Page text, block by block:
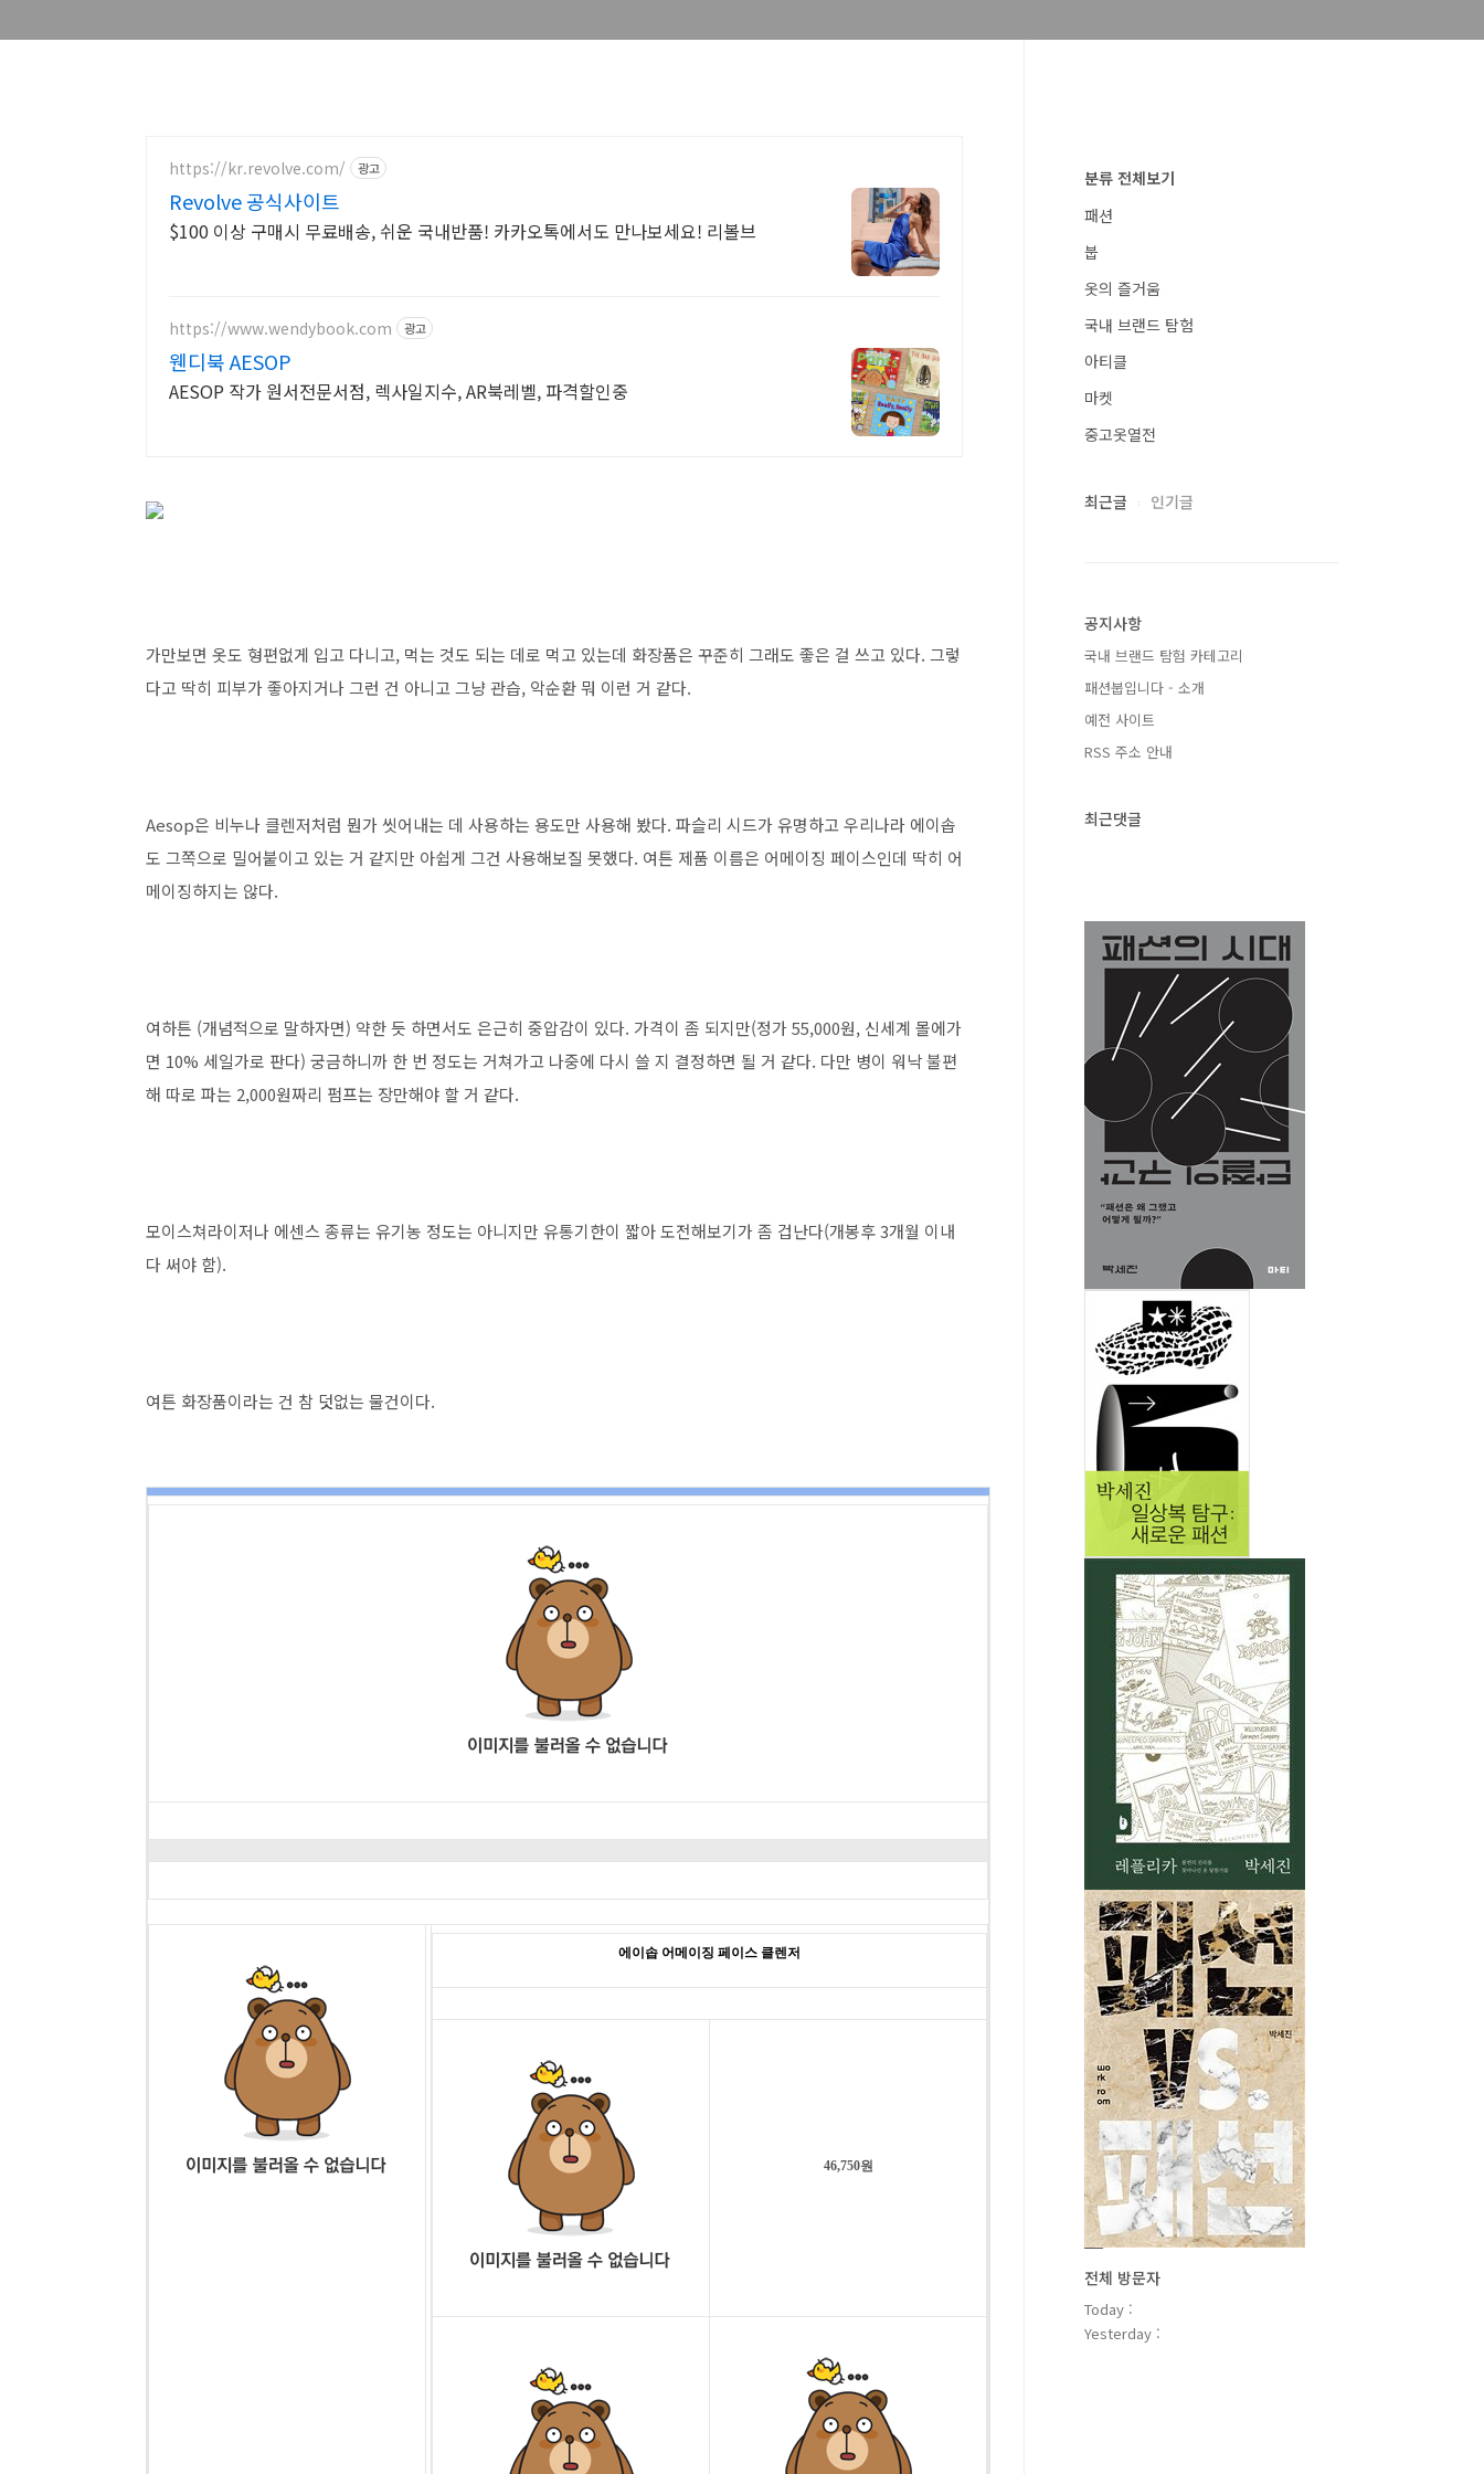
https://kr.revolve.com/ 광고
Revolve 공식사이트
$100 이상 구매시 무료배송, 쉬운 국내반품! 카카오톡에서도 만나보세요! 리볼브
https://www.wendybook.com 광고
웬디북 AESOP
AESOP 작가 원서전문서점, 렉사일지수, AR북레벨, 파격할인중
가만보면 옷도 형편없게 입고 다니고, 먹는 것도 되는 데로 먹고 있는데 화장품은 꾸준히 그래도 좋은 걸 쓰고 있다. 그렇
다고 딱히 피부가 좋아지거나 그런 건 아니고 그냥 관습, 악순환 뭐 이런 거 같다.
Aesop은 비누나 클렌저처럼 뭔가 씻어내는 데 사용하는 용도만 사용해 봤다. 파슬리 시드가 유명하고 우리나라 에이솝
도 그쪽으로 밀어붙이고 있는 거 같지만 아쉽게 그건 사용해보질 못했다. 여튼 제품 이름은 어메이징 페이스인데 딱히 어
메이징하지는 않다.
여하튼 (개념적으로 말하자면) 약한 듯 하면서도 은근히 중압감이 있다. 가격이 좀 되지만(정가 55,000원, 신세계 몰에가
면 10% 세일가로 판다) 궁금하니까 한 번 정도는 거쳐가고 나중에 다시 쓸 지 결정하면 될 거 같다. 다만 병이 워낙 불편
해 따로 파는 2,000원짜리 펌프는 장만해야 할 거 같다.
모이스쳐라이저나 에센스 종류는 유기농 정도는 아니지만 유통기한이 짧아 도전해보기가 좀 겁난다(개봉후 3개월 이내
다 써야 함).
여튼 화장품이라는 건 참 덧없는 물건이다.
에이솝 어메이징 페이스 클렌저
46,750원
분류 전체보기
패션
붑
옷의 즐거움
국내 브랜드 탐험
아티클
마켓
중고옷열전
최근글 인기글
공지사항
국내 브랜드 탐험 카테고리
패션붑입니다 - 소개
예전 사이트
RSS 주소 안내
최근댓글
전체 방문자
Today :
Yesterday :